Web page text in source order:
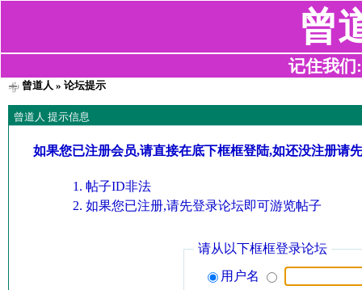
曾
记住我们
曾道人 » 论坛提示
曾道人 提示信息
如果您已注册会员,请直接在底下框框登陆,如还没注册请
帖子ID非法
如果您已注册,请先登录论坛即可游览帖子
请从以下框框登录论坛
用户名